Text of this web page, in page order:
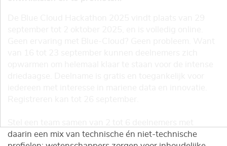
daarin een mix van technische én niet-technische